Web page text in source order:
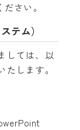
さい。
テム）
しては、以
します。